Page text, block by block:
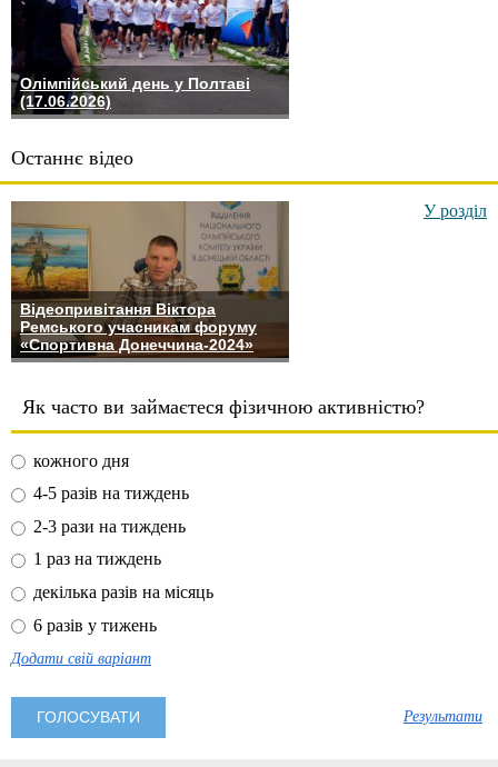
Олімпійський день у Полтаві
(17.06.2026)
Останнє відео
Відеопривітання Віктора
Ремського учасникам форуму
«Спортивна Донеччина-2024»
У розділ
Як часто ви займаєтеся фізичною активністю?
кожного дня
4-5 разів на тиждень
2-3 рази на тиждень
1 раз на тиждень
декілька разів на місяць
6 разів у тижень
Додати свій варіант
Результати